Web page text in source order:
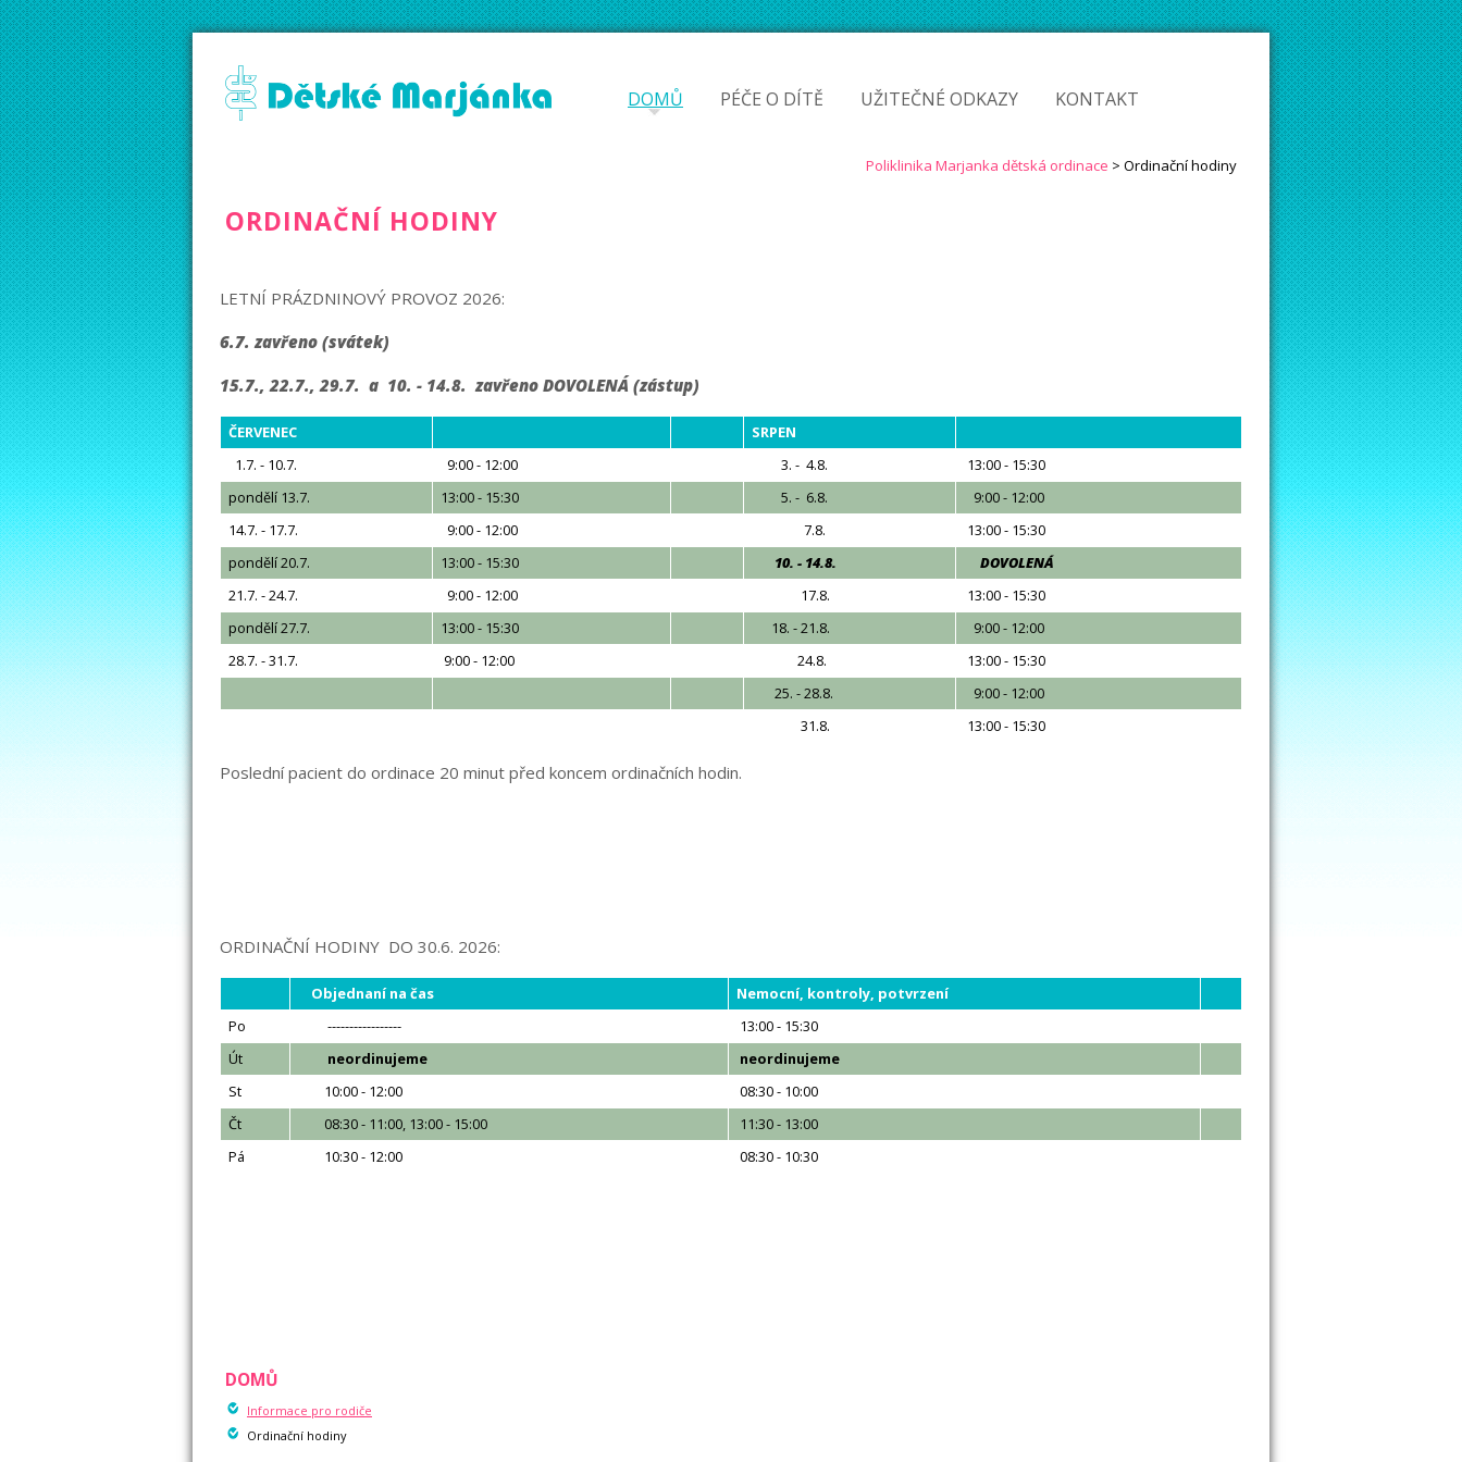
ORDINAČNÍ HODINY
LETNÍ PRÁZDNINOVÝ PROVOZ 2026:
6.7. zavřeno (svátek)
15.7., 22.7., 29.7. a 10. - 14.8. zavřeno DOVOLENÁ (zástup)
ČERVENEC
SRPEN
1.7. - 10.7.
9:00 - 12:00 3. - 4.8.
13:00 - 15:30
pondělí 13.7.
13:00 - 15:30 5. - 6.8.
9:00 - 12:00
14.7. - 17.7.
9:00 - 12:00 7.8.
13:00 - 15:30
pondělí 20.7.
13:00 - 15:30 10. - 14.8.
DOVOLENÁ
21.7. - 24.7.
9:00 - 12:00 17.8.
13:00 - 15:30
pondělí 27.7.
13:00 - 15:30 18. - 21.8.
9:00 - 12:00
28.7. - 31.7.
9:00 - 12:00 24.8.
13:00 - 15:30
25. - 28.8.
9:00 - 12:00
31.8.
13:00 - 15:30
Poslední pacient do ordinace 20 minut před koncem ordinačních hodin.
ORDINAČNÍ HODINY DO 30.6. 2026:
Objednaní na čas
Nemocní, kontroly, potvrzení
Po
-----------------
13:00 - 15:30
Út
neordinujeme
neordinujeme
St
10:00 - 12:00
08:30 - 10:00
Čt
08:30 - 11:00, 13:00 - 15:00
11:30 - 13:00
Pá
10:30 - 12:00 08:30 - 10:30
DOMŮ
Informace pro rodiče
Ordinační hodiny
DOMŮ PÉČE O DÍTĚ UŽITEČNÉ ODKAZY KONTAKT